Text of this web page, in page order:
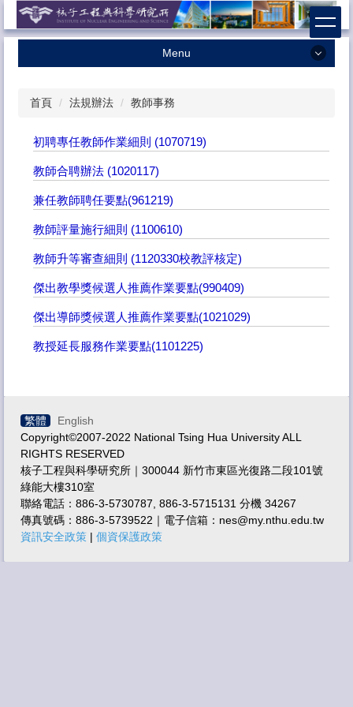
到
Menu
本所簡介
本所成員
學術研究
招生相關
課程資訊
獎助學金
系友專區
法規辦法
表格下載
聯絡方式
首頁 法規辦法 教師事務
初聘專任教師作業細則 (1070719)
教師合聘辦法 (1020117)
兼任教師聘任要點(961219)
教師評量施行細則 (1100610)
教師升等審查細則 (1120330校教評核定)
傑出教學獎候選人推薦作業要點(990409)
傑出導師獎候選人推薦作業要點(1021029)
教授延長服務作業要點(1101225)
繁體
English
Copyright©2007-2022 National Tsing Hua University ALL
RIGHTS RESERVED
核子工程與科學研究所｜300044 新竹市東區光復路二段101號
綠能大樓310室
聯絡電話：886-3-5730787, 886-3-5715131 分機 34267
傳真號碼：886-3-5739522｜電子信箱：nes@my.nthu.edu.tw
資訊安全政策 | 個資保護政策